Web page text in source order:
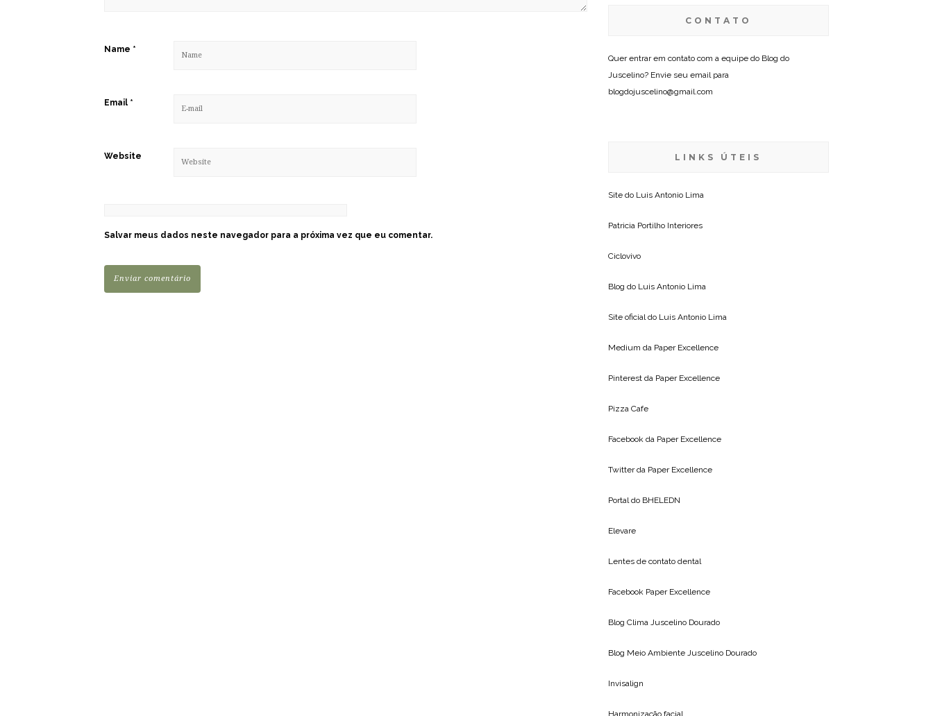
Name *
Email *
Website
Salvar meus dados neste navegador para a próxima vez que eu comentar.
CONTATO
Quer entrar em contato com a equipe do Blog do
Juscelino? Envie seu email para
blogdojuscelino@gmail.com
LINKS ÚTEIS
Site do Luis Antonio Lima
Patricia Portilho Interiores
Ciclovivo
Blog do Luis Antonio Lima
Site oficial do Luis Antonio Lima
Medium da Paper Excellence
Pinterest da Paper Excellence
Pizza Cafe
Facebook da Paper Excellence
Twitter da Paper Excellence
Portal do BHELEDN
Elevare
Lentes de contato dental
Facebook Paper Excellence
Blog Clima Juscelino Dourado
Blog Meio Ambiente Juscelino Dourado
Invisalign
Harmonização facial